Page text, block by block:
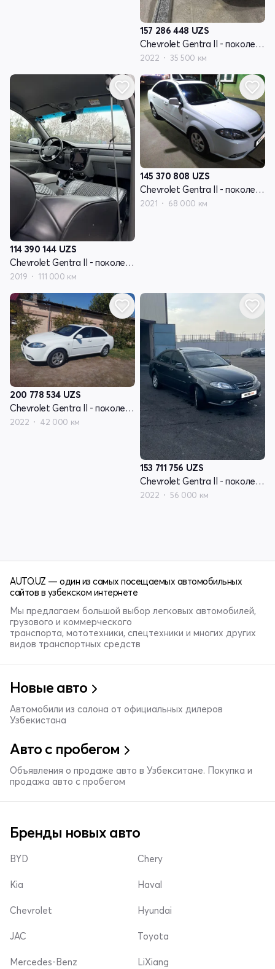
157 286 448 UZS
Chevrolet Gentra II - поколение
2022 35 500 км
114 390 144 UZS
Chevrolet Gentra II - поколение
2019 111 000 км
145 370 808 UZS
Chevrolet Gentra II - поколение
2021 68 000 км
200 778 534 UZS
Chevrolet Gentra II - поколение
2022 42 000 км
153 711 756 UZS
Chevrolet Gentra II - поколение
2022 56 000 км
AUTO.UZ — один из самых посещаемых автомобильных
сайтов в узбекском интернете
Мы предлагаем большой выбор легковых автомобилей,
грузового и коммерческого
транспорта, мототехники, спецтехники и многих других
видов транспортных средств
Новые авто
Автомобили из салона от официальных дилеров
Узбекистана
Авто с пробегом
Объявления о продаже авто в Узбекситане. Покупка и
продажа авто с пробегом
Бренды новых авто
BYD
Kia
Chevrolet
Chery
Haval
Hyundai
JAC
Mercedes-Benz
Toyota
LiXiang